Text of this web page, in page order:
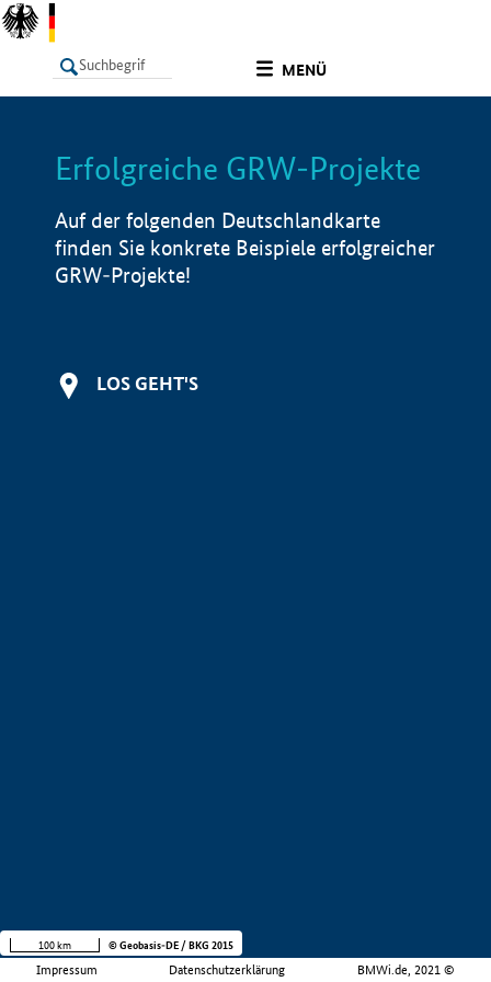
MENÜ
LISTE Info
Erfolgreiche GRW-Projekte
Auf der folgenden Deutschlandkarte
finden Sie konkrete Beispiele erfolgreicher
GRW-Projekte!
LOS GEHT'S
Impressum Datenschutzerklärung BMWi.de, 2021 ©
100 km © Geobasis-DE / BKG 2015